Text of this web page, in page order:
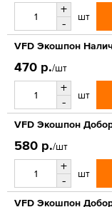
+
-
шт
VFD Экошпон
470 р./шт
+
-
шт
VFD Экошпон
580 р./шт
+
-
шт
VFD Экошпон